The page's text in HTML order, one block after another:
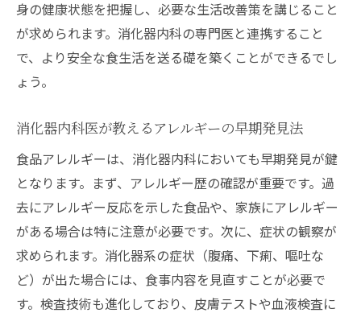
消化器内科でのアレルギー生活支援ネット
ワーク
アレルギー患者が心地よく暮らすための消
消化器内科から見る食品アレルギーの最新治療
消化器内科におけるアレルギー治療の進化
新しい消化器内科的アレルギー管理法
消化器内科でのアレルギー治療の最前線
専門医が解説するアレルギーの新しい治療
アプローチ
消化器内科でのアレルギー治療プロトコル
身の健康状態を把握し、必要な生活改善策を講じること
が求められます。消化器内科の専門医と連携すること
で、より安全な食生活を送る礎を築くことができるでし
ょう。
消化器内科医が教えるアレルギーの早期発見法
食品アレルギーは、消化器内科においても早期発見が鍵
となります。まず、アレルギー歴の確認が重要です。過
去にアレルギー反応を示した食品や、家族にアレルギー
がある場合は特に注意が必要です。次に、症状の観察が
求められます。消化器系の症状（腹痛、下痢、嘔吐な
ど）が出た場合には、食事内容を見直すことが必要で
す。検査技術も進化しており、皮膚テストや血液検査に